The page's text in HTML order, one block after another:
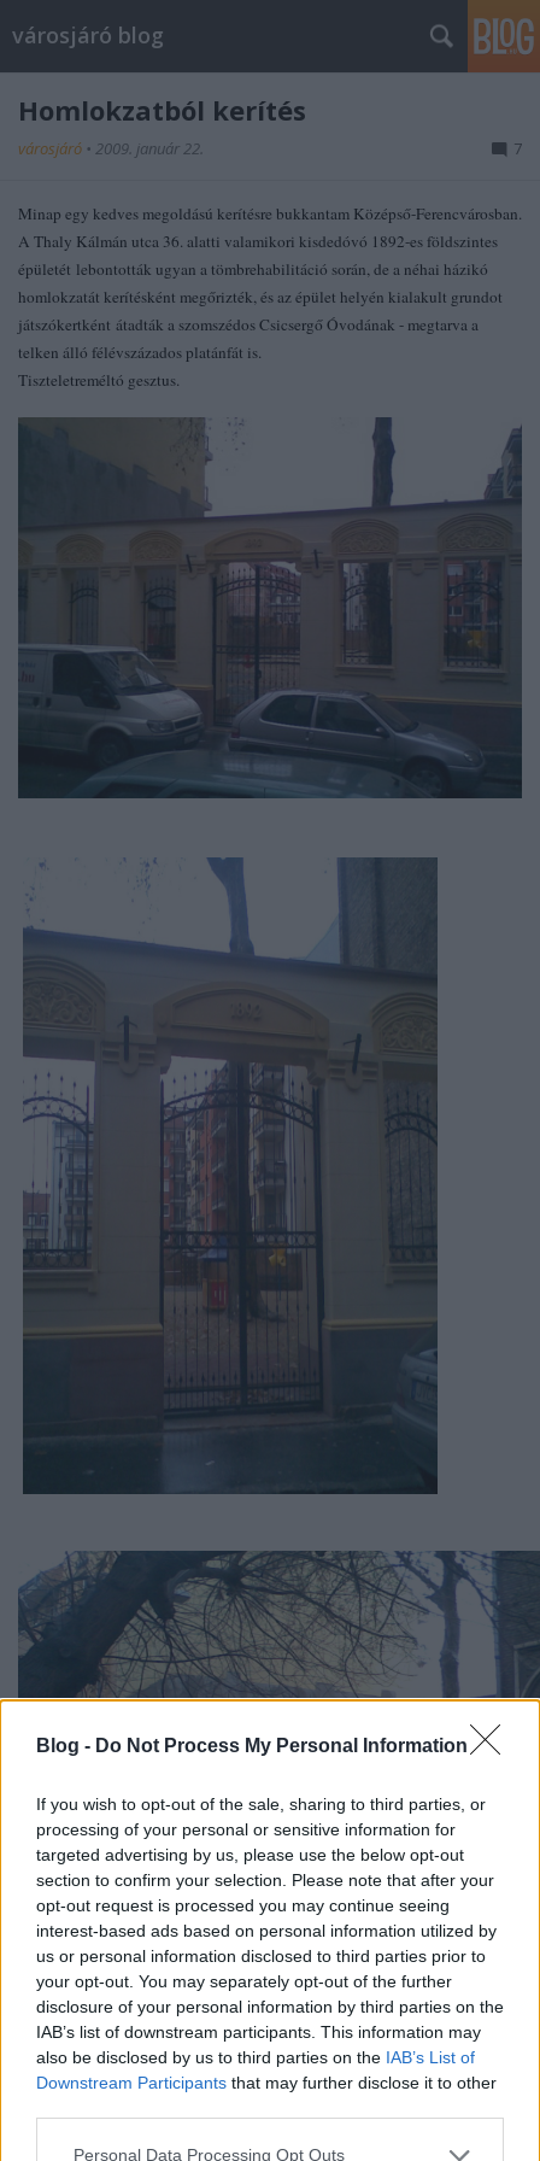
Blog - Do Not Process My Personal Information
If you wish to opt-out of the sale, sharing to third parties, or
processing of your personal or sensitive information for
targeted advertising by us, please use the below opt-out
section to confirm your selection. Please note that after your
opt-out request is processed you may continue seeing
interest-based ads based on personal information utilized by
us or personal information disclosed to third parties prior to
your opt-out. You may separately opt-out of the further
disclosure of your personal information by third parties on the
IAB’s list of downstream participants. This information may
also be disclosed by us to third parties on the IAB’s List of
Downstream Participants that may further disclose it to other
Please note that this website/app uses one or more Google
Personal Data Processing Opt Outs
városjáró blog
Homlokzatból kerítés
városjáró • 2009. január 22. 7
Minap egy kedves megoldású kerítésre bukkantam Középső-Ferencvárosban.
A Thaly Kálmán utca 36. alatti valamikori kisdedóvó 1892-es földszintes
épületét lebontották ugyan a tömbrehabilitáció során, de a néhai házikó
homlokzatát kerítésként megőrizték, és az épület helyén kialakult grundot
játszókertként átadták a szomszédos Csicsergő Óvodának - megtarva a
telken álló félévszázados platánfát is.
Tiszteletreméltó gesztus.
Bár a játszókert körül csupa újépítésű projekt
található, reméljük a telken állóplatánfának
köszönhetőenhosszú éveken át jelenthet majd